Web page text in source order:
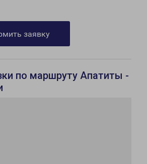
заявку
по маршруту Апатиты -